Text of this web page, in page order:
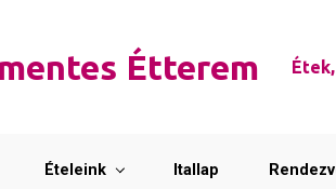
Étterem
Ételeink Itallap